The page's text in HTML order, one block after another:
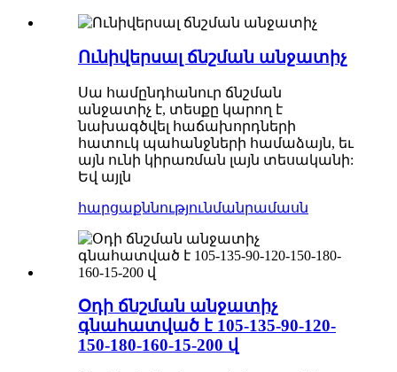
Ունիվերսալ ճնշման անջատիչ
Սա համընդհանուր ճնշման
անջատիչ է, տեսքը կարող է
նախագծվել հաճախորդների
հատուկ պահանջների համաձայն, եւ
այն ունի կիրառման լայն տեսականի:
Եվ այլն
հարցաքննությունմանրամասն
Օդի ճնշման անջատիչ
գնահատված է 105-135-90-120-
150-180-160-15-200 վ